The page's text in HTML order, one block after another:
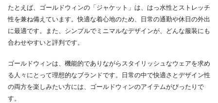
たとえば、ゴールドウィンの「ジャケット」は、はっ水性とストレッチ
性を兼ね備えています。快適な着心地のため、日常の通勤や休日の外出
に最適です。また、シンプルでミニマルなデザインが、どんな服装にも
合わせやすいと評判です。
ゴールドウィンは、機能的でありながらスタイリッシュなウェアを求め
る人々にとって理想的なブランドです。日常の中で快適さとデザイン性
の両方を楽しみたい方には、ゴールドウィンのアイテムがぴったりで
す。